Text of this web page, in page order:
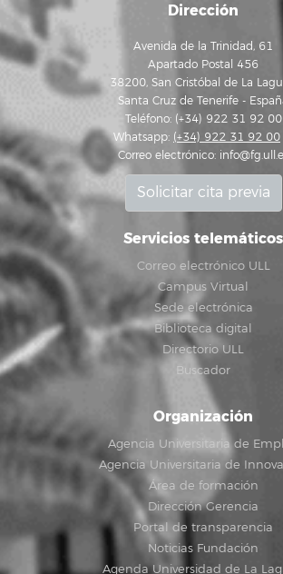
Dirección
Avenida de la Trinidad, 61
Apartado Postal 456
38200, San Cristóbal de La
Santa Cruz de Tenerife -
Teléfono: (+34) 922 31 92 00
Whatsapp: (+34) 922 31 92 00
Correo electrónico:
Solicitar cita previa
Servicios telemáticos
Correo electrónico ULL
Campus Virtual
Sede electrónica
Biblioteca digital
Directorio ULL
Buscador
Organización
Agencia Universitaria de
Agencia Universitaria de
Área de formación
Dirección Gerencia
Portal de transparencia
Noticias Fundación
Agenda Universidad de La